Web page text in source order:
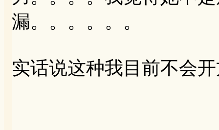
漏。。。。。。
实话说这种我目前不会